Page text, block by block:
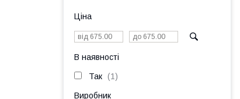
Ціна
В наявності
Так 1
Виробник